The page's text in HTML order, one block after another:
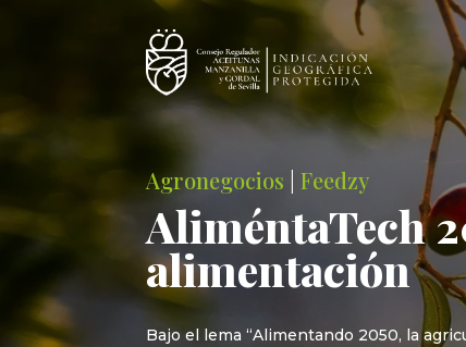
Agronegocios |Feedzy
AliméntaTech
alimentación
Bajo el lema “Alimentando 2050, la